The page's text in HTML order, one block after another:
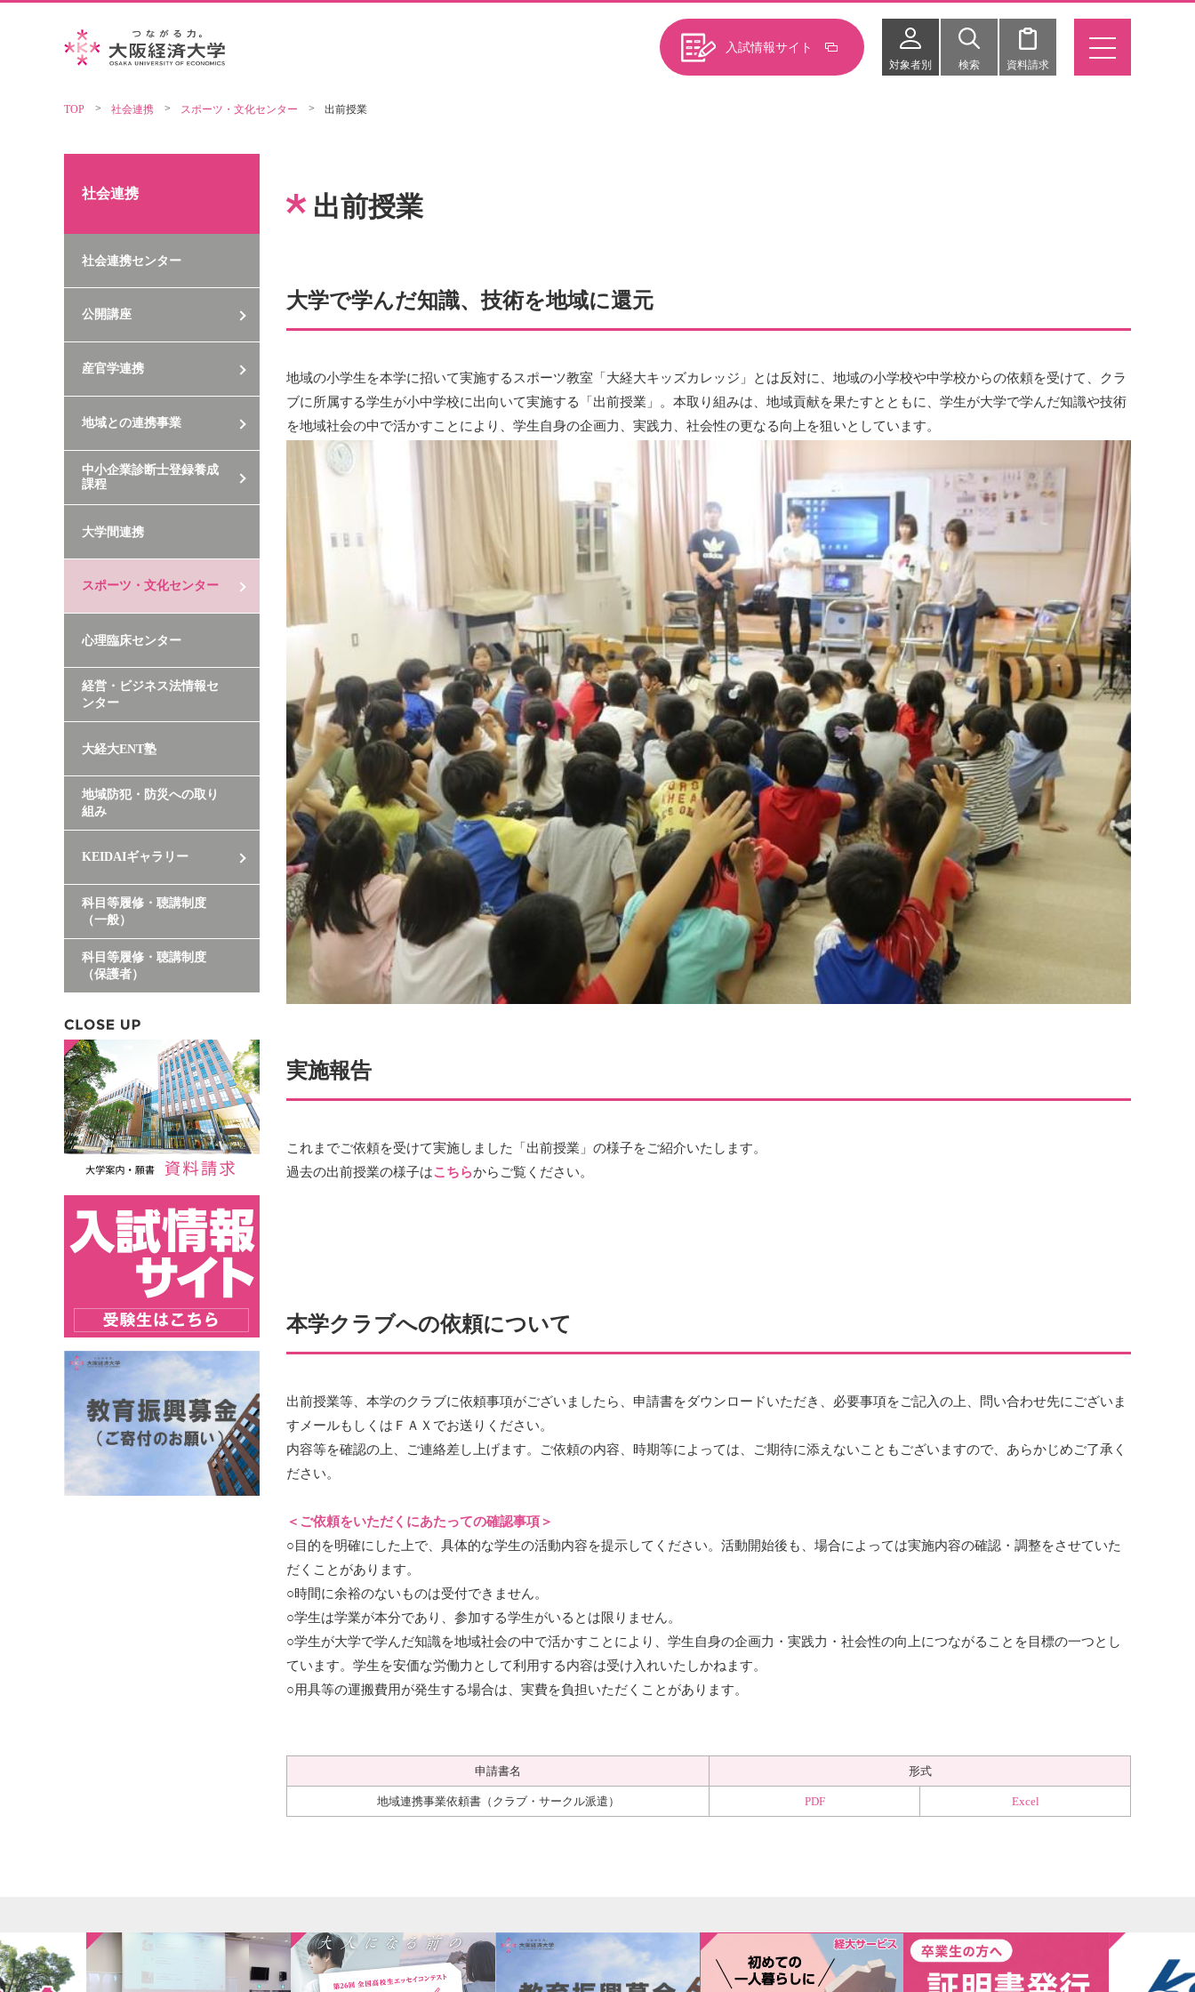
入試情報サイト
対象者別 検索 資料請求
TOP 社会連携 スポーツ・文化センター 出前授業
出前授業
大学で学んだ知識、技術を地域に還元
地域の小学生を本学に招いて実施するスポーツ教室「大経大キッズカレッジ」とは反対に、地域の小学校や中学校からの依頼を受けて、クラ
ブに所属する学生が小中学校に出向いて実施する「出前授業」。本取り組みは、地域貢献を果たすとともに、学生が大学で学んだ知識や技術
を地域社会の中で活かすことにより、学生自身の企画力、実践力、社会性の更なる向上を狙いとしています。
実施報告
これまでご依頼を受けて実施しました「出前授業」の様子をご紹介いたします。
過去の出前授業の様子はこちらからご覧ください。
本学クラブへの依頼について
出前授業等、本学のクラブに依頼事項がございましたら、申請書をダウンロードいただき、必要事項をご記入の上、問い合わせ先にございま
すメールもしくはＦＡＸでお送りください。
内容等を確認の上、ご連絡差し上げます。ご依頼の内容、時期等によっては、ご期待に添えないこともございますので、あらかじめご了承く
ださい。
＜ご依頼をいただくにあたっての確認事項＞
○目的を明確にした上で、具体的な学生の活動内容を提示してください。活動開始後も、場合によっては実施内容の確認・調整をさせていた
だくことがあります。
○時間に余裕のないものは受付できません。
○学生は学業が本分であり、参加する学生がいるとは限りません。
○学生が大学で学んだ知識を地域社会の中で活かすことにより、学生自身の企画力・実践力・社会性の向上につながることを目標の一つとし
ています。学生を安価な労働力として利用する内容は受け入れいたしかねます。
○用具等の運搬費用が発生する場合は、実費を負担いただくことがあります。
申請書名 形式
地域連携事業依頼書（クラブ・サークル派遣） PDF Excel
社会連携
社会連携センター
公開講座
産官学連携
地域との連携事業
中小企業診断士登録養成
課程
大学間連携
スポーツ・文化センター
心理臨床センター
経営・ビジネス法情報セ
ンター
大経大ENT塾
地域防犯・防災への取り
組み
KEIDAIギャラリー
科目等履修・聴講制度
（一般）
科目等履修・聴講制度
（保護者）